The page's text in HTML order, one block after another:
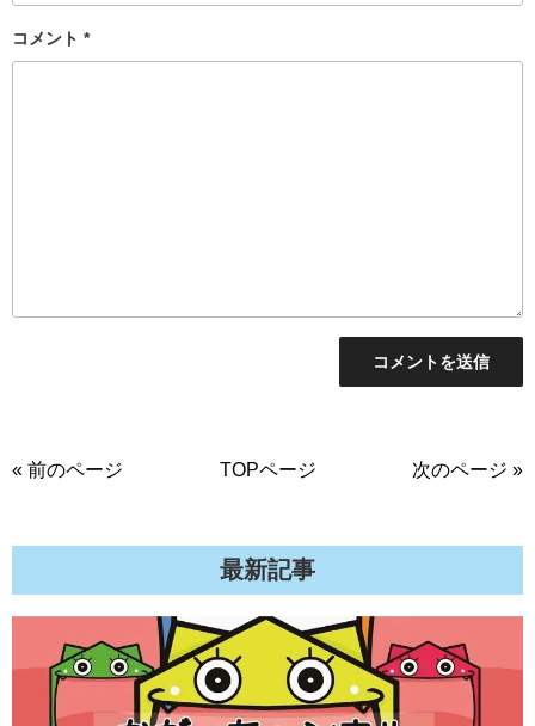
コメント *
« 前のページ TOPページ 次のページ »
最新記事